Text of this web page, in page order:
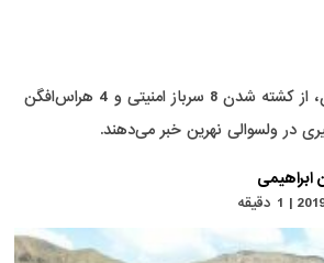
مسؤولان در ولایت بغلان، از کشته شدن 8 سرباز امنیتی و 4 هراس‌افگن
در ولسوالی نهرین خبر می‌دهند.